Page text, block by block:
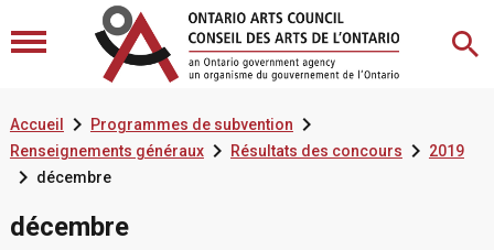
Accueil  Programmes de subvention
Renseignements généraux Résultats des concours 2019
 décembre
décembre